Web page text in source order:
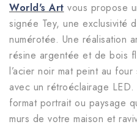
World's Art vous propose
signée Tey, une exclusivité
numérotée. Une réalisation
résine argentée et de bois
l’acier noir mat peint au
avec un rétroéclairage
format portrait ou paysage
murs de votre maison et